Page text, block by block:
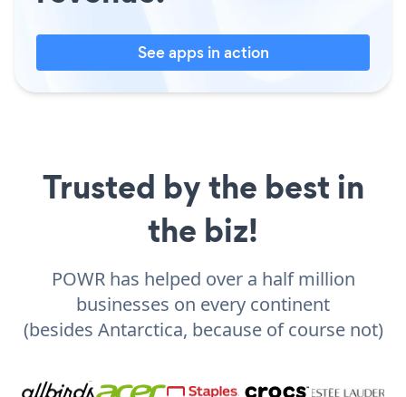
See apps in action
Trusted by the best in
the biz!
POWR has helped over a half million
businesses on every continent
(besides Antarctica, because of course not)